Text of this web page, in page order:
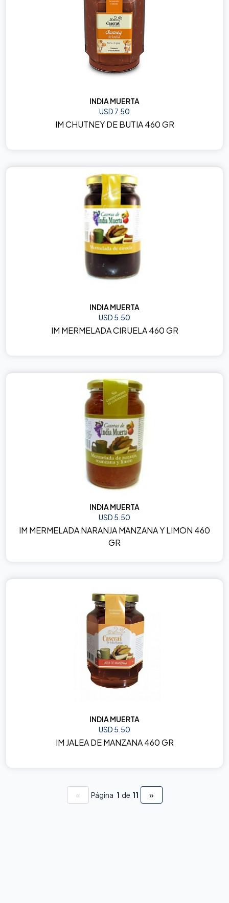
INDIA MUERTA
USD 7.50
IM CHUTNEY DE BUTIA 460 GR
INDIA MUERTA
USD 5.50
IM MERMELADA CIRUELA 460 GR
INDIA MUERTA
USD 5.50
IM MERMELADA NARANJA MANZANA Y LIMON 460
GR
INDIA MUERTA
USD 5.50
IM JALEA DE MANZANA 460 GR
« Página 1 de 11 »